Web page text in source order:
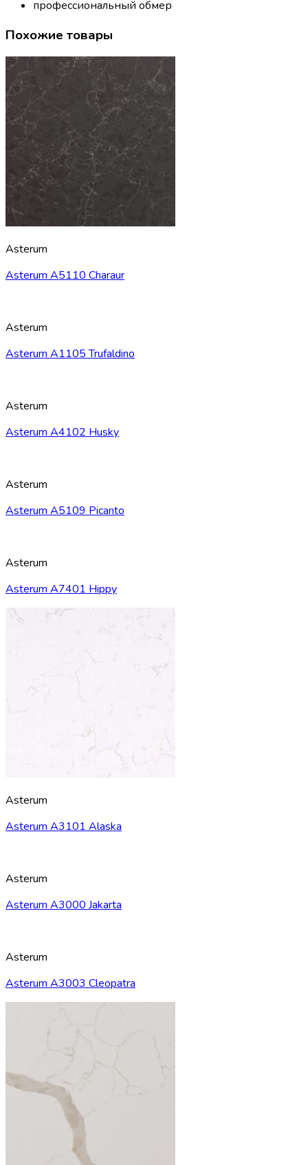
профессиональный обмер
Похожие товары
Asterum
Asterum A5110 Charaur
Asterum
Asterum A1105 Trufaldino
Asterum
Asterum A4102 Husky
Asterum
Asterum A5109 Picanto
Asterum
Asterum A7401 Hippy
Asterum
Asterum A3101 Alaska
Asterum
Asterum A3000 Jakarta
Asterum
Asterum А3003 Cleopatra